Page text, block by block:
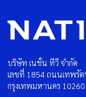
บริษัท เนชั่น ทีวี จำกัด
เลขที่ 1854 ถนนเทพรัต
กรุงเทพมหานคร 10260